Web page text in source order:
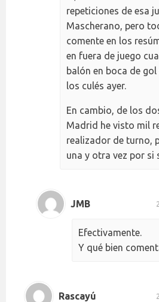
repeticiones de esa
Mascherano, pero
comente en los
en fuera de juego
balón en boca de
los culés ayer.
En cambio, de los
Madrid he visto mil
realizador de turno,
una y otra vez por si
JMB
Efectivamente.
Y qué bien
Rascayú